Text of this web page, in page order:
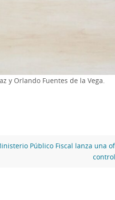
y Orlando Fuentes de la Vega.
Público Fiscal lanza una